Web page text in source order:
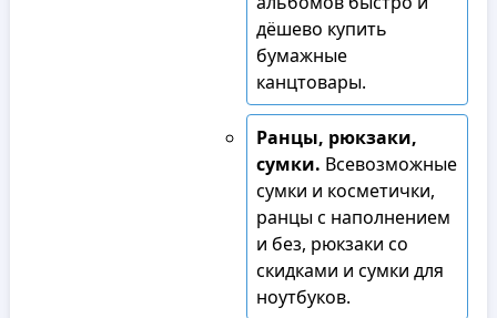
дёшево купить
бумажные
канцтовары.
Ранцы, рюкзаки,
сумки. Всевозможные
сумки и косметички,
ранцы с наполнением
и без, рюкзаки со
скидками и сумки для
ноутбуков.